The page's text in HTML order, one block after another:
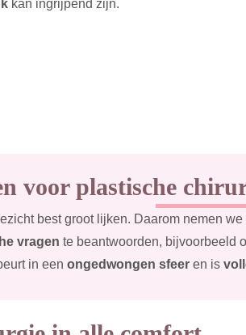
kan ingrijpend zijn.
voor plastische
best groot lijken. Daarom nemen
vragen te beantwoorden, bijvoorbeeld
in een ongedwongen sfeer en is